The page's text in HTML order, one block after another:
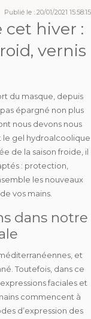
Publié le : 20/01/2021 15:58:15
cet hiver :
vernis
du masque, depuis
épargné non plus
nous devons nous
le gel hydroalcoolique
de la saison froide, il
: protection,
les nouveaux
vos mains.
dans notre
et
Toutefois, dans ce
faciales et
commencent à
d’expression des